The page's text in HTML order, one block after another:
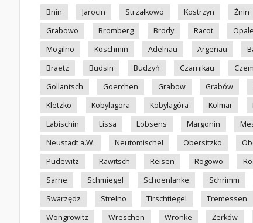
Bnin
Jarocin Strzałkowo Kostrzyn Żnin
Grabowo
Bromberg Brody Racot
Mogilno
Koschmin Adelnau Argenau
Braetz
Budsin Budzyń Czarnikau
Gollantsch
Goerchen Grabow Grabów
Kletzko
Kobylagora Kobylagóra Kolmar
Labischin
Lissa Lobsens Margonin
Neustadt a.W.
Neutomischel Obersitzko
Pudewitz
Rawitsch Reisen Rogowo
Sarne
Schmiegel Schoenlanke Schrimm
Swarzędz
Strelno Tirschtiegel Tremessen
Wongrowitz
Wreschen Wronke Żerków